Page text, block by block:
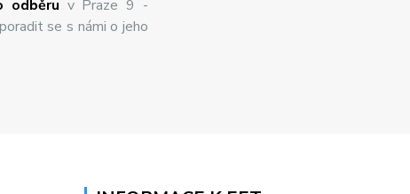
odběru v Praze 9 -
se s námi o jeho